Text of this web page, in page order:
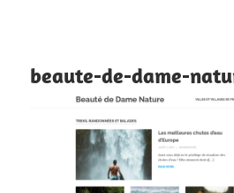
beaute-de-dame-